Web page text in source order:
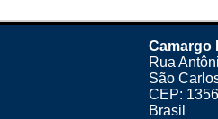
Camargo
Rua
São
CEP:
Brasil